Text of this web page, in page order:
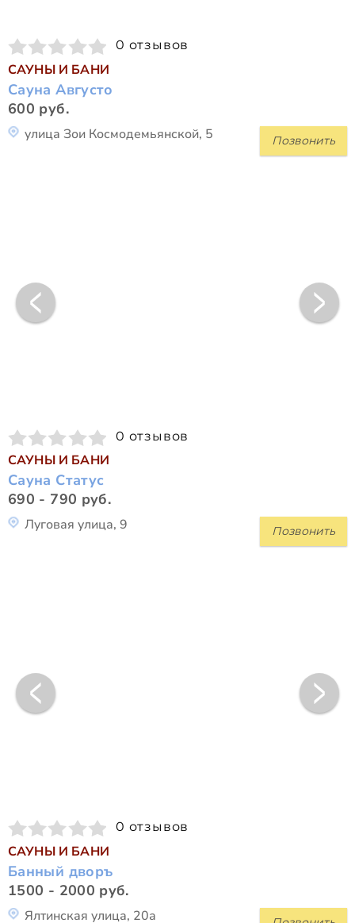
0 отзывов
САУНЫ И БАНИ
Сауна Августо
600 руб.
Позвонить
улица Зои Космодемьянской, 5
0 отзывов
САУНЫ И БАНИ
Сауна Статус
690 - 790 руб.
Позвонить
Луговая улица, 9
0 отзывов
САУНЫ И БАНИ
Банный дворъ
1500 - 2000 руб.
Ялтинская улица, 20а